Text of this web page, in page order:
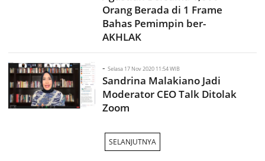
Orang Berada di 1 Frame
Bahas Pemimpin ber-
AKHLAK
- Selasa 17 Nov 2020 11:54 WIB
Sandrina Malakiano Jadi
Moderator CEO Talk Ditolak
Zoom
SELANJUTNYA